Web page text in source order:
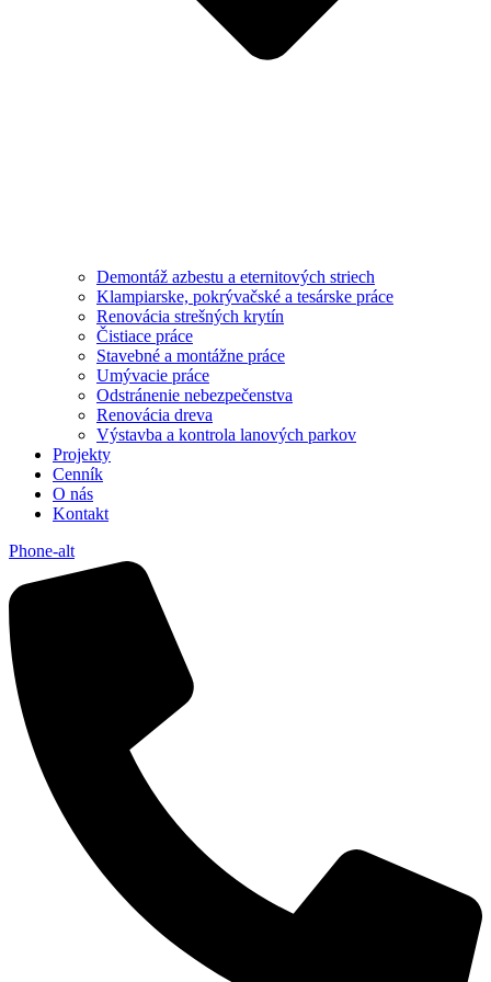
Demontáž azbestu a eternitových striech
Klampiarske, pokrývačské a tesárske práce
Renovácia strešných krytín
Čistiace práce
Stavebné a montážne práce
Umývacie práce
Odstránenie nebezpečenstva
Renovácia dreva
Výstavba a kontrola lanových parkov
Projekty
Cenník
O nás
Kontakt
Phone-alt